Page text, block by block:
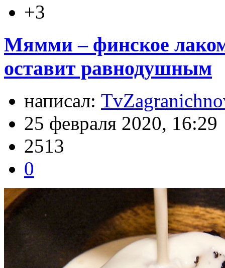
+3
Мямми – финское
оставит равнодушным
написал:
25 февраля 2020, 16:29
2513
0